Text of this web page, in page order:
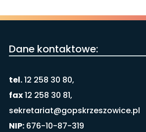
Dane kontaktowe:
tel.12 258 30 80,
fax12 258 30 81,
sekretariat@gopskrzeszowice.pl
NIP:676-10-87-319